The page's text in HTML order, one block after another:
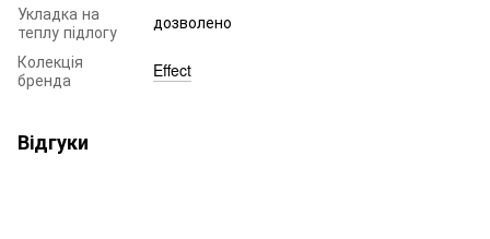
Укладка на
теплу підлогу
дозволено
Колекція
бренда
Effect
Відгуки